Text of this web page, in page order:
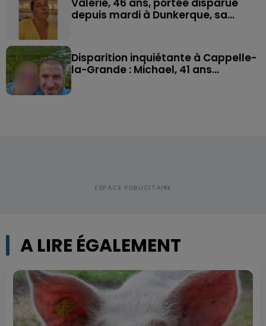
depuis mardi à Dunkerque, sa...
Disparition inquiétante à Cappelle-
la-Grande : Michael, 41 ans...
A LIRE ÉGALEMENT